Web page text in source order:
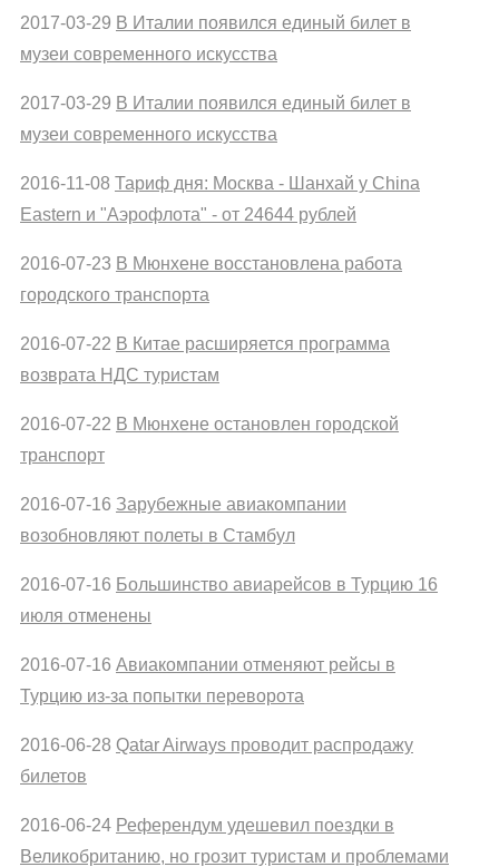
2017-03-29 В Италии появился единый билет в
музеи современного искусства
2017-03-29 В Италии появился единый билет в
музеи современного искусства
2016-11-08 Тариф дня: Москва - Шанхай у China
Eastern и "Аэрофлота" - от 24644 рублей
2016-07-23 В Мюнхене восстановлена работа
городского транспорта
2016-07-22 В Китае расширяется программа
возврата НДС туристам
2016-07-22 В Мюнхене остановлен городской
транспорт
2016-07-16 Зарубежные авиакомпании
возобновляют полеты в Стамбул
2016-07-16 Большинство авиарейсов в Турцию 16
июля отменены
2016-07-16 Авиакомпании отменяют рейсы в
Турцию из-за попытки переворота
2016-06-28 Qatar Airways проводит распродажу
билетов
2016-06-24 Референдум удешевил поездки в
Великобританию, но грозит туристам и проблемами